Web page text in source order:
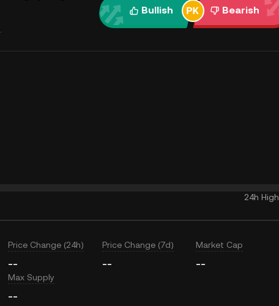
Bullish Bearish
24h High
Price Change (24h)
--
Price Change (7d)
--
Market Cap
--
Max Supply
--